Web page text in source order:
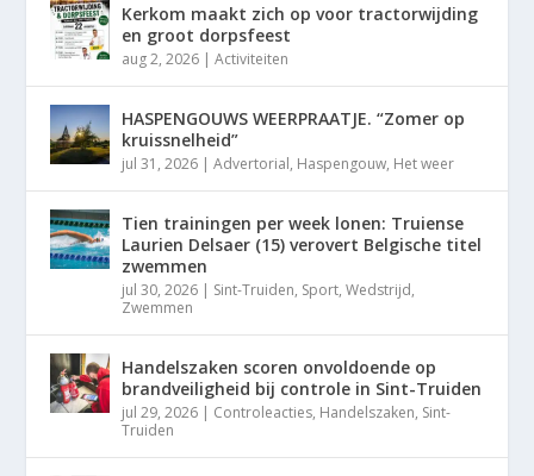
Kerkom maakt zich op voor tractorwijding
en groot dorpsfeest
aug 2, 2026 |Activiteiten
HASPENGOUWS WEERPRAATJE. “Zomer op
kruissnelheid”
jul 31, 2026 |Advertorial, Haspengouw, Het weer
Tien trainingen per week lonen: Truiense
Laurien Delsaer (15) verovert Belgische titel
zwemmen
jul 30, 2026 | Sint-Truiden, Sport,Wedstrijd,
Zwemmen
Handelszaken scoren onvoldoende op
brandveiligheid bij controle in Sint-Truiden
jul 29, 2026 | Controleacties, Handelszaken, Sint-
Truiden